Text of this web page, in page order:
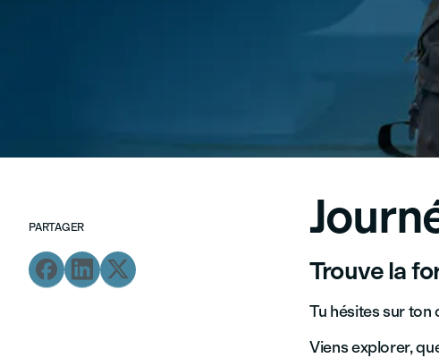
PARTAGER
   Trouve la
Tu hésites sur ton
Viens explorer,